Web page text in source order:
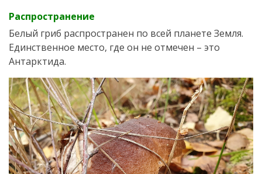
Распространение
Белый гриб распространен по всей планете Земля.
Единственное место, где он не отмечен – это
Антарктида.